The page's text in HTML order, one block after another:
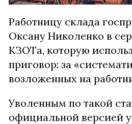
Работницу склада
Оксану Николенко в
КЗОТа, которую
приговор: за
возложенных на
Уволенным по такой
официальной версией